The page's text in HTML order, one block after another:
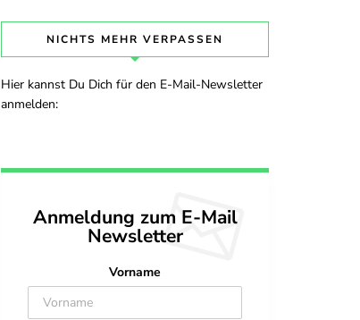
NICHTS MEHR VERPASSEN
Hier kannst Du Dich für den E-Mail-Newsletter
anmelden:
Anmeldung zum E-Mail
Newsletter
Vorname